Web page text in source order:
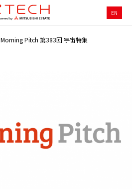
EN
Morning Pitch 第383回 宇宙特集